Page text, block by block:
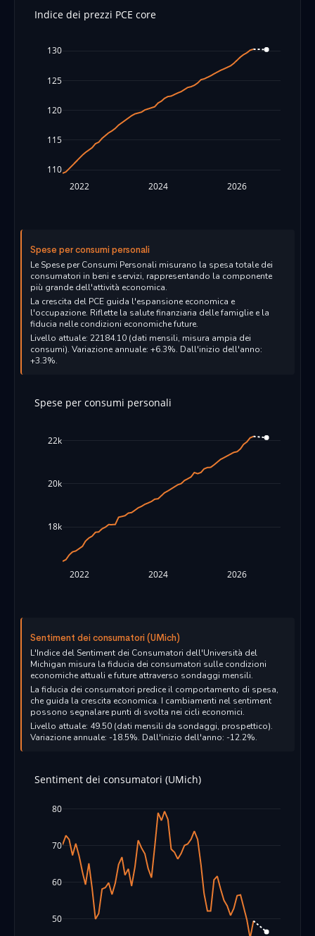
2022 2024 2026
110
115
120
125
130
Indice dei prezzi PCE core
Spese per consumi personali
Le Spese per Consumi Personali misurano la spesa totale dei
consumatori in beni e servizi, rappresentando la componente
più grande dell'attività economica.
La crescita del PCE guida l'espansione economica e
l'occupazione. Riflette la salute finanziaria delle famiglie e la
fiducia nelle condizioni economiche future.
Livello attuale: 22184.10 (dati mensili, misura ampia dei
consumi). Variazione annuale: +6.3%. Dall'inizio dell'anno:
+3.3%.
2022 2024 2026
18k
20k
22k
Spese per consumi personali
Sentiment dei consumatori (UMich)
L'Indice del Sentiment dei Consumatori dell'Università del
Michigan misura la fiducia dei consumatori sulle condizioni
economiche attuali e future attraverso sondaggi mensili.
La fiducia dei consumatori predice il comportamento di spesa,
che guida la crescita economica. I cambiamenti nel sentiment
possono segnalare punti di svolta nei cicli economici.
Livello attuale: 49.50 (dati mensili da sondaggi, prospettico).
Variazione annuale: -18.5%. Dall'inizio dell'anno: -12.2%.
50
60
70
80
Sentiment dei consumatori (UMich)